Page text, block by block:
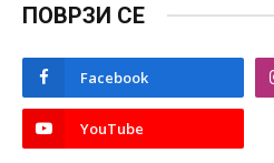
ПОВРЗИ СЕ
Facebook
YouTube